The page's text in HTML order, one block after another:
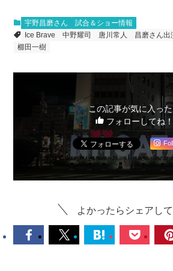
宇野昌磨さん
試合＆ショー情報
Ice Brave
中野耀司 唐川常人 昌磨さん出
櫛田一樹
この記事が気に入った
フォローしてね！
よかったらシェアして